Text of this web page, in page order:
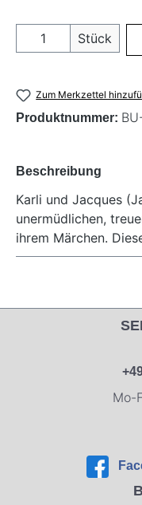
ProduktStück
Zum Merkzettel
Produktnummer:
Beschreibung
Karli und Jacques
unermüdlichen,
ihrem Märchen.
Mo-